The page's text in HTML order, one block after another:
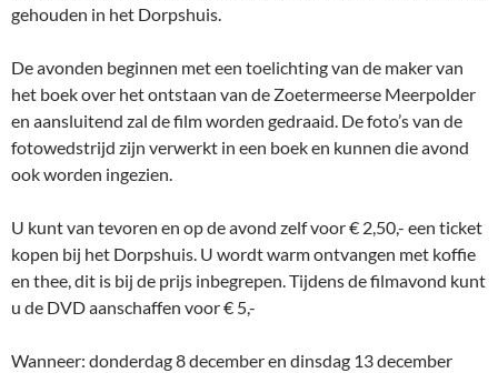
gehouden in het Dorpshuis.
De avonden beginnen met een toelichting van de maker van
het boek over het ontstaan van de Zoetermeerse Meerpolder
en aansluitend zal de film worden gedraaid. De foto’s van de
fotowedstrijd zijn verwerkt in een boek en kunnen die avond
ook worden ingezien.
U kunt van tevoren en op de avond zelf voor € 2,50,- een ticket
kopen bij het Dorpshuis. U wordt warm ontvangen met koffie
en thee, dit is bij de prijs inbegrepen. Tijdens de filmavond kunt
u de DVD aanschaffen voor € 5,-
Wanneer: donderdag 8 december en dinsdag 13 december